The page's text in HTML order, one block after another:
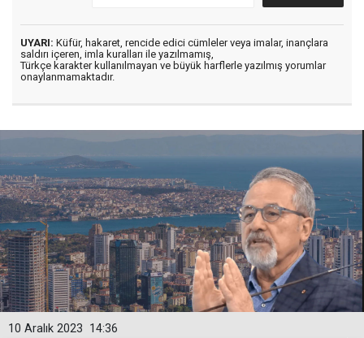
UYARI: Küfür, hakaret, rencide edici cümleler veya imalar, inançlara
saldırı içeren, imla kuralları ile yazılmamış,
Türkçe karakter kullanılmayan ve büyük harflerle yazılmış yorumlar
onaylanmamaktadır.
14:36
10 Aralık 2023